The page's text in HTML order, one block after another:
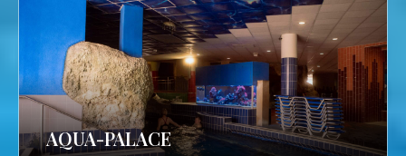
AQUA-PALACE